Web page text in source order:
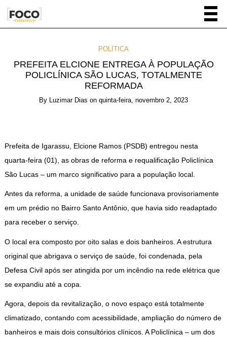
POLÍTICA
PREFEITA ELCIONE ENTREGA À POPULAÇÃO
POLICLÍNICA SÃO LUCAS, TOTALMENTE
REFORMADA
By Luzimar Dias on quinta-feira, novembro 2, 2023
Prefeita de Igarassu, Elcione Ramos (PSDB) entregou nesta
quarta-feira (01), as obras de reforma e requalificação Policlínica
São Lucas – um marco significativo para a população local.
Antes da reforma, a unidade de saúde funcionava provisoriamente
em um prédio no Bairro Santo Antônio, que havia sido readaptado
para receber o serviço.
O local era composto por oito salas e dois banheiros. A estrutura
original que abrigava o serviço de saúde, foi condenada, pela
Defesa Civil após ser atingida por um incêndio na rede elétrica que
se expandiu até a copa.
Agora, depois da revitalização, o novo espaço está totalmente
climatizado, contando com acessibilidade, ampliação do número de
banheiros e mais dois consultórios clínicos. A Policlínica – um dos